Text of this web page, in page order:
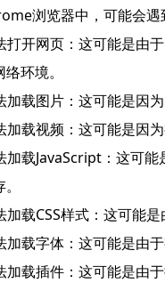
浏览器中，可能会遇
打开网页：这可能是由
环境。
加载图片：这可能是因
加载视频：这可能是因
加载JavaScript：这可
加载CSS样式：这可能
加载字体：这可能是由
加载插件：这可能是由